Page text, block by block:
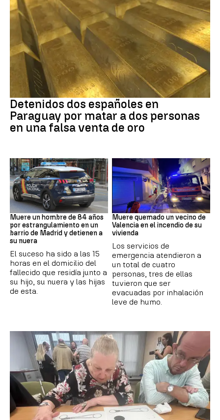
Paraguay
Detenidos dos españoles en
Paraguay por matar a dos personas
en una falsa venta de oro
Suceso
Muere un hombre de 84 años
por estrangulamiento en un
barrio de Madrid y detienen a
su nuera
El suceso ha sido a las 15
horas en el domicilio del
fallecido que residía junto a
su hijo, su nuera y las hijas
de esta.
INCENDIO
Muere quemado un vecino de
Valencia en el incendio de su
vivienda
Los servicios de
emergencia atendieron a
un total de cuatro
personas, tres de ellas
tuvieron que ser
evacuadas por inhalación
leve de humo.